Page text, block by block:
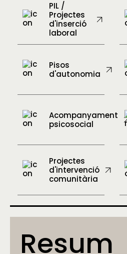
PIL /
Projectes
d'inserció
laboral
Pisos
d'autonomia
Acompanyament
psicosocial
Projectes
d'intervenció
comunitària
Resum